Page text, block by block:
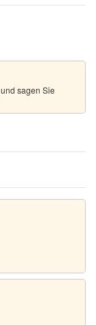
und sagen Sie